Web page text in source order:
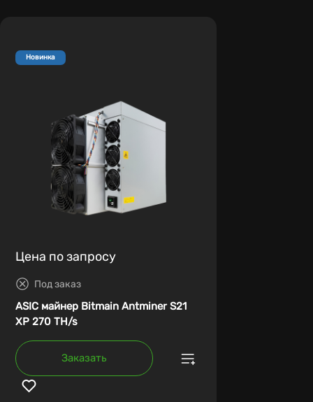
Новинка
Цена по запросу
Под заказ
ASIC майнер Bitmain Antminer S21
XP 270 TH/s
Заказать